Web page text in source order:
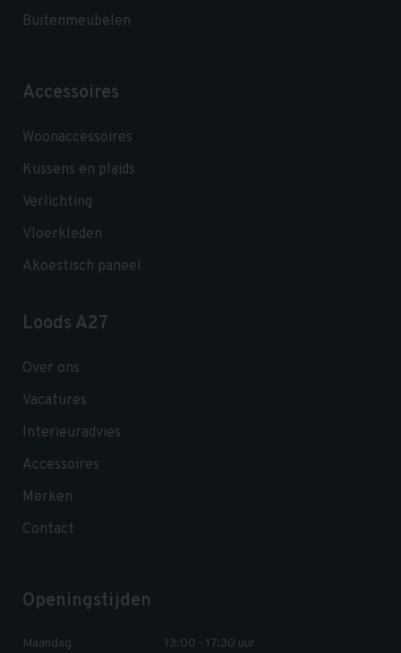
Buitenmeubelen
Accessoires
Woonaccessoires
Kussens en plaids
Verlichting
Vloerkleden
Akoestisch paneel
Loods A27
Over ons
Vacatures
Interieuradvies
Accessoires
Merken
Contact
Openingstijden
Maandag
13:00 - 17:30 uur